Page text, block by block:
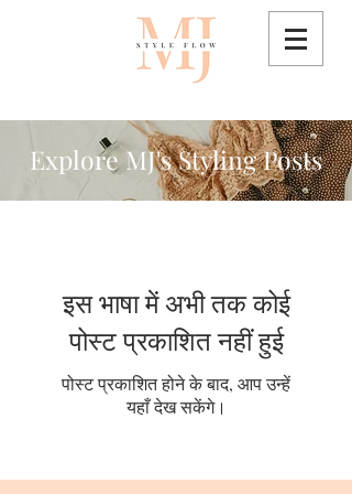
Explore MJ's Styling Posts
इस भाषा में अभी तक कोई
पोस्ट प्रकाशित नहीं हुई
पोस्ट प्रकाशित होने के बाद, आप उन्हें
यहाँ देख सकेंगे।